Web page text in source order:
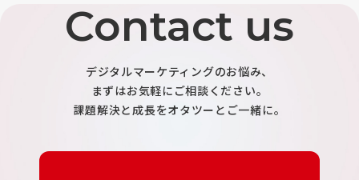
Contact us
デジタルマーケティングのお悩み、
まずはお気軽にご相談ください。
課題解決と成長をオタツーとご一緒に。